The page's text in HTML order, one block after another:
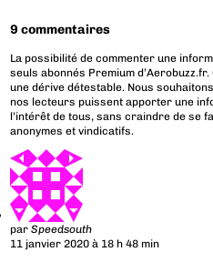
9 commentaires
La possibilité de commenter une
seuls abonnés Premium
une dérive détestable. Nous
nos lecteurs puissent apporter une
l’intérêt de tous, sans craindre de se
anonymes et vindicatifs.
parSpeedsouth
11 janvier 2020 à 18 h 48 min